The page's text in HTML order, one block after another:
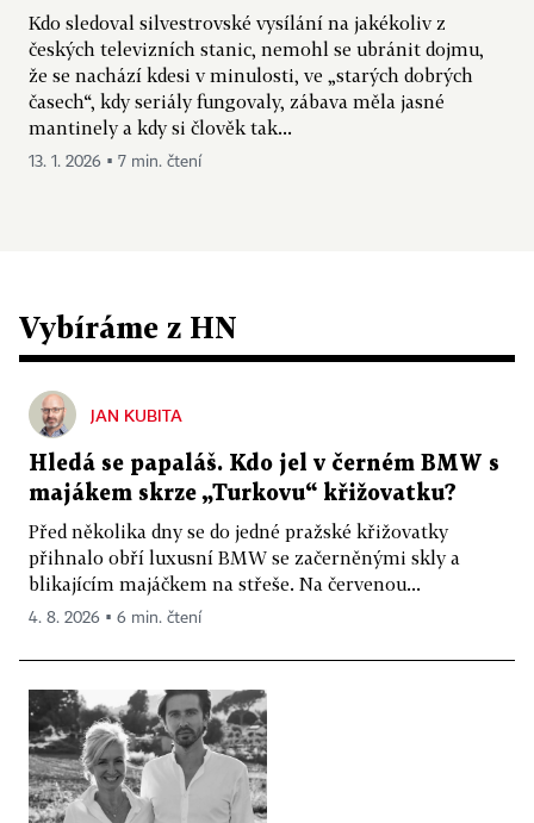
Kdo sledoval silvestrovské vysílání na jakékoliv z
českých televizních stanic, nemohl se ubránit dojmu,
že se nachází kdesi v minulosti, ve „starých dobrých
časech“, kdy seriály fungovaly, zábava měla jasné
mantinely a kdy si člověk tak...
13. 1. 2026 ▪ 7 min. čtení
Vybíráme z HN
JAN KUBITA
Hledá se papaláš. Kdo jel v černém BMW s
majákem skrze „Turkovu“ křižovatku?
Před několika dny se do jedné pražské křižovatky
přihnalo obří luxusní BMW se začerněnými skly a
blikajícím majáčkem na střeše. Na červenou...
4. 8. 2026 ▪ 6 min. čtení